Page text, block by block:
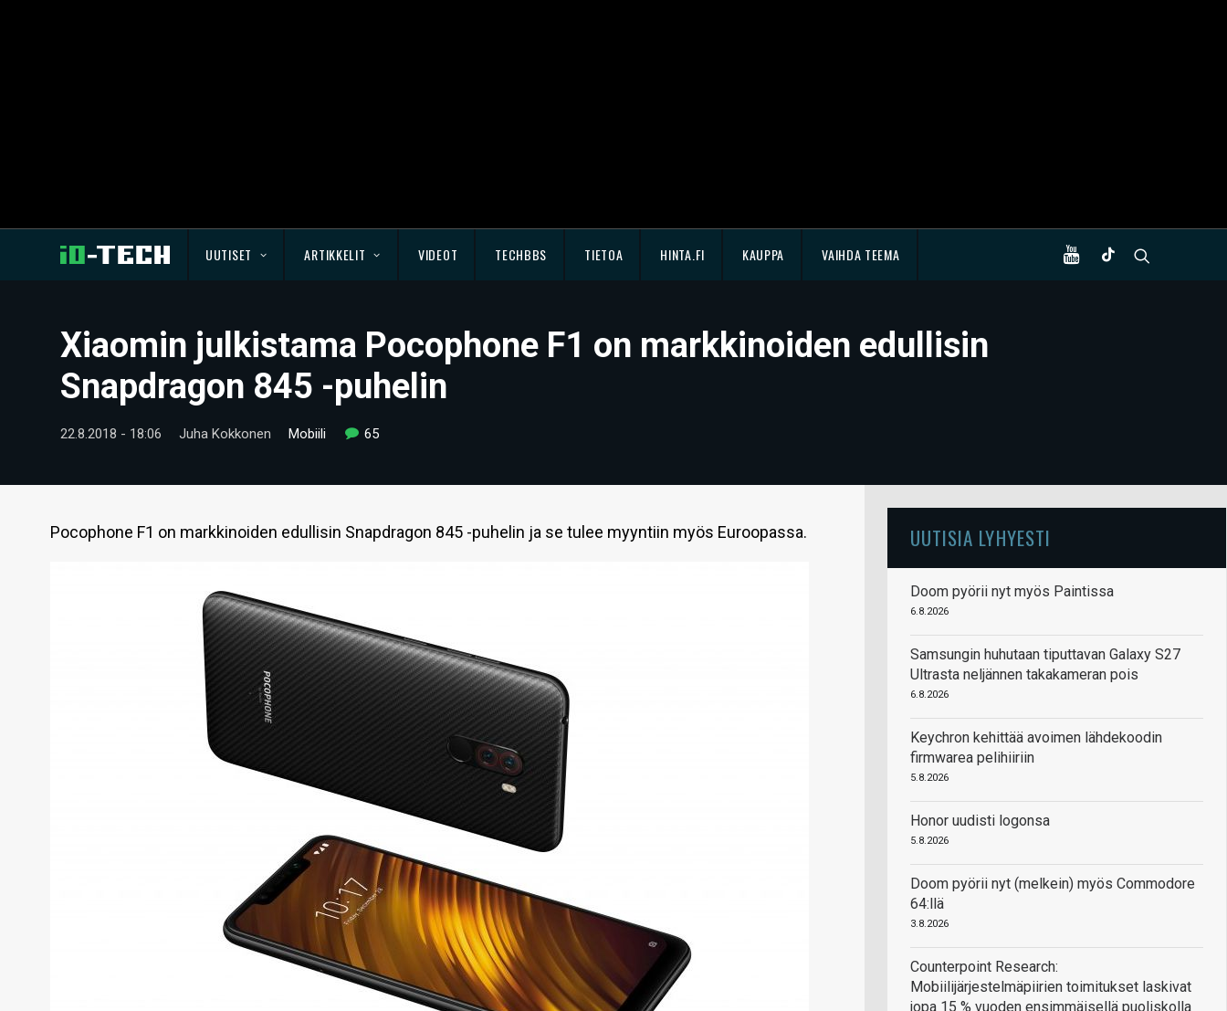
UUTISET ARTIKKELIT VIDEOT TECHBBS TIETOA HINTA.FI KAUPPA VAIHDA TEEMA
Xiaomin julkistama Pocophone F1 on markkinoiden edullisin
Snapdragon 845 -puhelin
22.8.2018 - 18:06 Juha Kokkonen Mobiili 65
Pocophone F1 on markkinoiden edullisin Snapdragon 845 -puhelin ja se tulee myyntiin myös Euroopassa. UUTISIA LYHYESTI
Doom pyörii nyt myös Paintissa
6.8.2026
Samsungin huhutaan tiputtavan Galaxy S27
Ultrasta neljännen takakameran pois
6.8.2026
Keychron kehittää avoimen lähdekoodin
firmwarea pelihiiriin
5.8.2026
Honor uudisti logonsa
5.8.2026
Doom pyörii nyt (melkein) myös Commodore
64:llä
3.8.2026
Counterpoint Research:
Mobiilijärjestelmäpiirien toimitukset laskivat
jopa 15 % vuoden ensimmäisellä puoliskolla